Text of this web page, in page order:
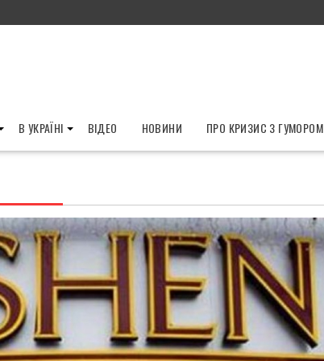
В УКРАЇНІ ВІДЕО НОВИНИ ПРО КРИЗИС З ГУМОРОМ